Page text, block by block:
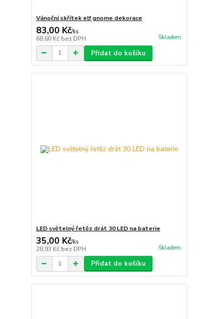
Vánoční skřítek elf gnome dekorace
83,00 Kč/ks
68,60 Kč bez DPH Skladem
Přidat do košíku
LED světelný řetěz drát 30 LED na baterie
35,00 Kč/ks
28,93 Kč bez DPH Skladem
Přidat do košíku